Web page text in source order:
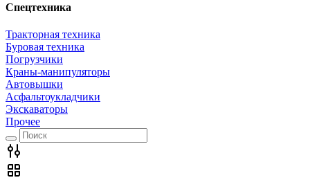
Спецтехника
Тракторная техника
Буровая техника
Погрузчики
Краны-манипуляторы
Автовышки
Асфальтоукладчики
Экскаваторы
Прочее